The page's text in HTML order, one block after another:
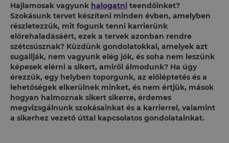
Hajlamosak vagyunk halogatni teendőinket?
Szokásunk tervet készíteni minden évben, amelyben
részletezzük, mit fogunk tenni karrierünk
előrehaladásáért, ezek a tervek azonban rendre
szétcsúsznak? Küzdünk gondolatokkal, amelyek azt
sugallják, nem vagyunk elég jók, és soha nem leszünk
képesek elérni a sikert, amiről álmodunk? Ha úgy
érezzük, egy helyben toporgunk, az előléptetés és a
lehetőségek elkerülnek minket, és nem értjük, mások
hogyan halmoznak sikert sikerre, érdemes
megvizsgálnunk szokásainkat és a karrierrel, valamint
a sikerhez vezető úttal kapcsolatos gondolatainkat.